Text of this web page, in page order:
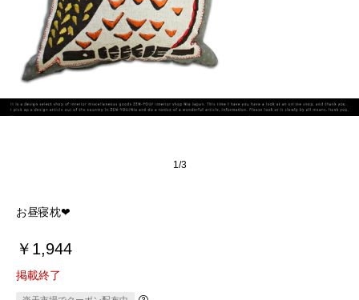
1/3
お昼寝枕❤︎
￥1,944
掲載終了